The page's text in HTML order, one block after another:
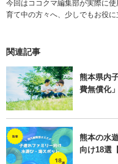
今回はココクマ編集部が実際に
育て中の方々へ、少しでもお役に
関連記事
熊本県内
費無償化
熊本の水
向け18選